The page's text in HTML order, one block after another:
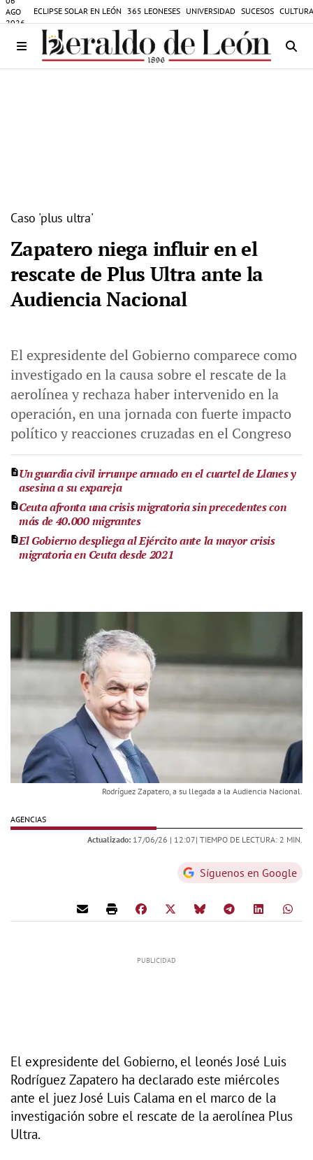
AGO
2026
ECLIPSE SOLAR EN LEÓN 365 LEONESES UNIVERSIDAD SUCESOS
Caso 'plus ultra'
Zapatero niega influir en el
rescate de Plus Ultra ante la
Audiencia Nacional
El expresidente del Gobierno comparece como
investigado en la causa sobre el rescate de la
aerolínea y rechaza haber intervenido en la
operación, en una jornada con fuerte impacto
político y reacciones cruzadas en el Congreso
Un guardia civil irrumpe armado en el cuartel de Llanes y
asesina a su expareja
Ceuta afronta una crisis migratoria sin precedentes con
más de 40.000 migrantes
El Gobierno despliega al Ejército ante la mayor crisis
migratoria en Ceuta desde 2021
Rodríguez Zapatero, a su llegada a la Audiencia Nacional.
AGENCIAS
Actualizado: 17/06/26 | 12:07| TIEMPO DE LECTURA: 2 MIN.
Síguenos en Google
El expresidente del Gobierno, el leonés José Luis
Rodríguez Zapatero ha declarado este miércoles
ante el juez José Luis Calama en el marco de la
investigación sobre el rescate de la aerolínea Plus
Ultra.